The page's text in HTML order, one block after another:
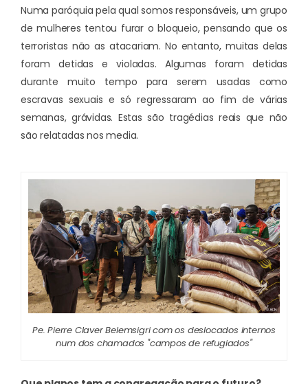
Numa paróquia pela qual somos responsáveis, um grupo
de mulheres tentou furar o bloqueio, pensando que os
terroristas não as atacariam. No entanto, muitas delas
foram detidas e violadas. Algumas foram detidas
durante muito tempo para serem usadas como
escravas sexuais e só regressaram ao fim de várias
semanas, grávidas. Estas são tragédias reais que não
são relatadas nos media.
Pe. Pierre Claver Belemsigri com os deslocados internos
num dos chamados "campos de refugiados"